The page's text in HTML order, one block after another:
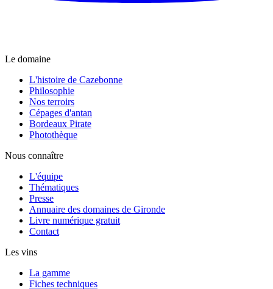
Le domaine
L'histoire de Cazebonne
Philosophie
Nos terroirs
Cépages d'antan
Bordeaux Pirate
Photothèque
Nous connaître
L'équipe
Thématiques
Presse
Annuaire des domaines de Gironde
Livre numérique gratuit
Contact
Les vins
La gamme
Fiches techniques